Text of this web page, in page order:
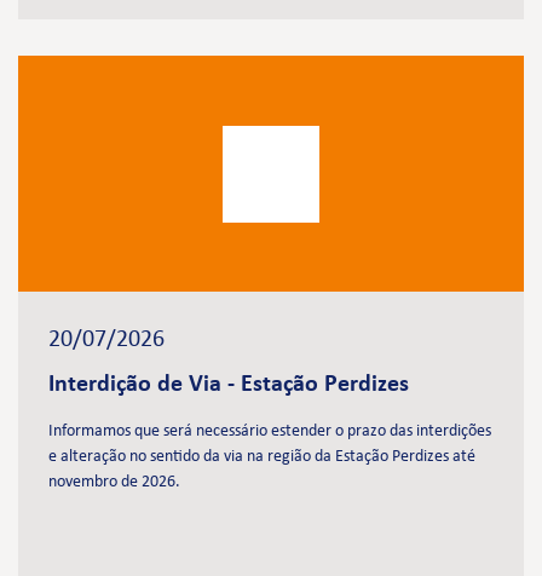
20/07/2026
Interdição de Via - Estação Perdizes
Informamos que será necessário estender o prazo das interdições
e alteração no sentido da via na região da Estação Perdizes até
novembro de 2026.